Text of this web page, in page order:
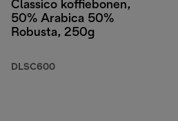
Classico koffiebonen,
50% Arabica 50%
Robusta, 250g
DLSC600